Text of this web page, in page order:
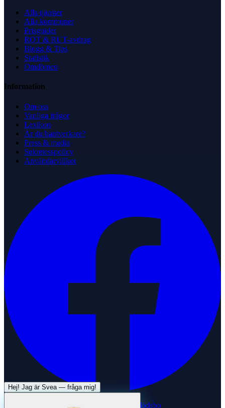
Alla tjänster
Alla kommuner
Prisguider
ROT & RUT-avdrag
Blogg & Tips
Statistik
Omdömen
Information
Om oss
Vanliga frågor
Lexikon
Är du hantverkare?
Press & media
Sekretesspolicy
Användarvillkor
Dödsboofferter — hjälp med dödsbo
Hej! Jag är Svea — fråga mig!